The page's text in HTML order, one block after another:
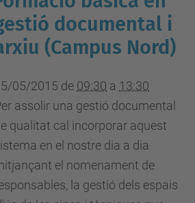
documental i
(Campus Nord)
05/2015 de 09:30 a 13:30
assolir una gestió documental
qualitat cal incorporar aquest
en el nostre dia a dia
el nomenament de
la gestió dels espais